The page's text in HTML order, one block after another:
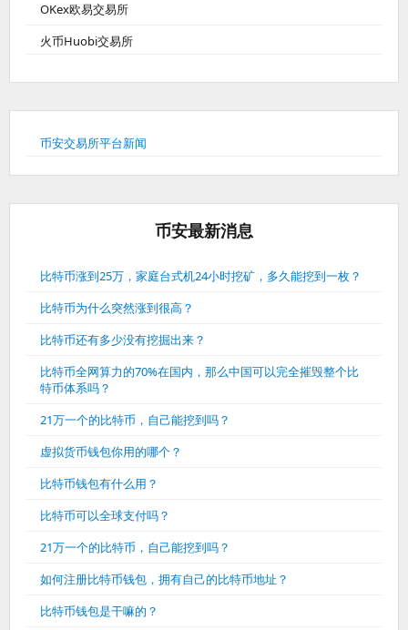
OKex欧易交易所
火币Huobi交易所
币安交易所平台新闻
币安最新消息
比特币涨到25万，家庭台式机24小时挖矿，多久能挖到一枚？
比特币为什么突然涨到很高？
比特币还有多少没有挖掘出来？
比特币全网算力的70%在国内，那么中国可以完全摧毁整个比
特币体系吗？
21万一个的比特币，自己能挖到吗？
虚拟货币钱包你用的哪个？
比特币钱包有什么用？
比特币可以全球支付吗？
21万一个的比特币，自己能挖到吗？
如何注册比特币钱包，拥有自己的比特币地址？
比特币钱包是干嘛的？